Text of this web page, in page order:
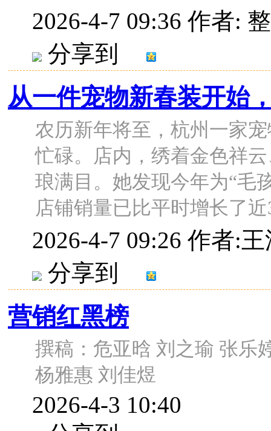
2026-4-7 09:36 作者:
分享到
从一件宠物新春装开始
农历新年将至，杭州一家
忙碌。店内，绣着金色祥
琅满目。她发现今年为“毛
店铺销量已比平时增长了近
2026-4-7 09:26 作者:
分享到
营销红黑榜
撰稿：危亚晗 刘之瑜 张乐
杨雅惠 刘佳煜
2026-4-3 10:40